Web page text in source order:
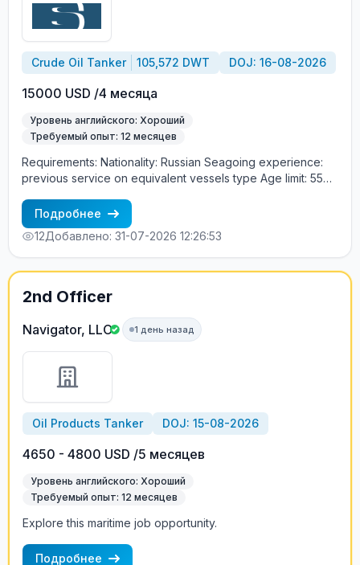
Crude Oil Tanker 105,572 DWT DOJ: 16-08-2026
15000 USD /4 месяца
Уровень английского: Хороший
Требуемый опыт: 12 месяцев
Requirements: Nationality: Russian Seagoing experience:
previous service on equivalent vessels type Age limit: 55
Подробнее
12Добавлено: 31-07-2026 12:26:53
2nd Officer
Navigator, LLC 1 день назад
Oil Products Tanker DOJ: 15-08-2026
4650 - 4800 USD /5 месяцев
Уровень английского: Хороший
Требуемый опыт: 12 месяцев
Explore this maritime job opportunity.
Подробнее